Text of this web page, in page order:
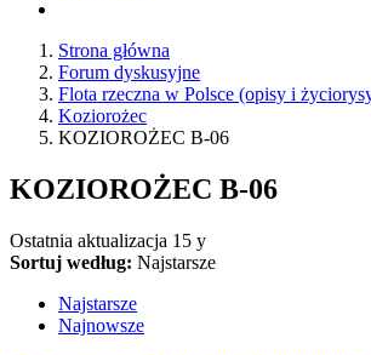
Strona główna
Forum dyskusyjne
Flota rzeczna w Polsce (opisy i
Koziorożec
KOZIOROŻEC B-06
KOZIOROŻEC B-06
Ostatnia aktualizacja 15 y
Sortuj według: Najstarsze
Najstarsze
Najnowsze